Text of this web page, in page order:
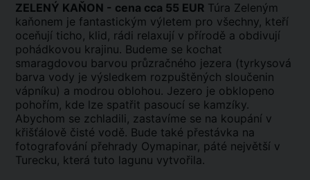
ZELENÝ KAŇON - cena cca 55 EUR Túra Zeleným
kaňonem je fantastickým výletem pro všechny, kteří
oceňují ticho, klid, rádi relaxují v přírodě a obdivují
pohádkovou krajinu. Budeme se kochat
smaragdovou barvou průzračného jezera (tyrkysová
barva vody je výsledkem rozpuštěných sloučenin
vápníku) a modrou oblohou. Jezero je obklopeno
pohořím, kde lze spatřit pasoucí se kamzíky.
Abychom se zchladili, zastavíme se na koupání v
křišťálově čisté vodě. Bude také přestávka na
fotografování přehrady Oymapinar, páté největší v
Turecku, která tuto lagunu vytvořila.